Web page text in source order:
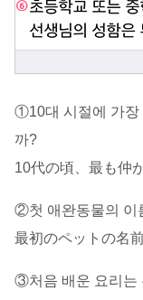
①10대 시절에 가장
까?
10代の頃、最も仲
②첫 애완동물의 이
最初のペットの名
③처음 배운 요리는